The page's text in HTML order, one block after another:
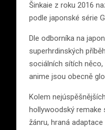
Šinkaie z roku 2016
podle japonské série
Dle odborníka na
superhrdinských
sociálních sítích
anime jsou obecně
Kolem
hollywoodský remake
žánru, hraná